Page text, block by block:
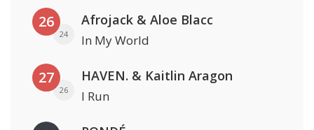
26
24
Afrojack & Aloe Blacc
In My World
27
26
HAVEN. & Kaitlin Aragon
I Run